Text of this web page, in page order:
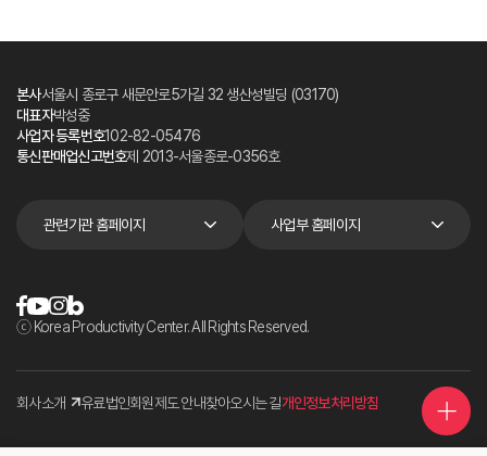
본사서울시 종로구 새문안로5가길 32 생산성빌딩 (03170)
대표자박성중
사업자 등록번호102-82-05476
통신판매업신고번호제 2013-서울종로-0356호
관련기관 홈페이지 사업부 홈페이지
ⓒ Korea Productivity Center. All Rights Reserved.
회사소개 유료법인회원제도 안내찾아오시는 길개인정보처리방침